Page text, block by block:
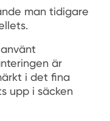
man tidigare
är
i det fina
upp i säcken